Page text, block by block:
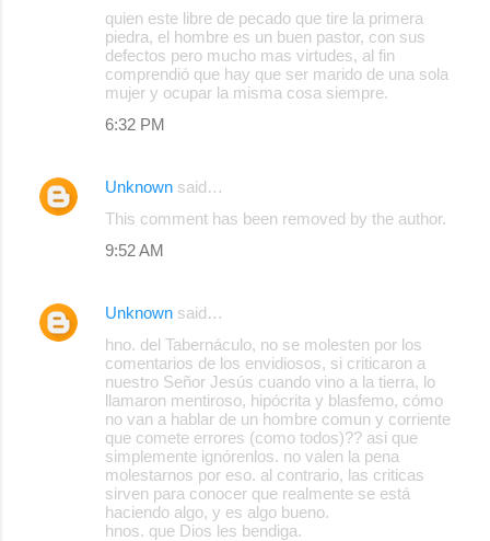
quien este libre de pecado que tire la primera
piedra, el hombre es un buen pastor, con sus
defectos pero mucho mas virtudes, al fin
comprendió que hay que ser marido de una sola
mujer y ocupar la misma cosa siempre.
6:32 PM
Unknown said…
This comment has been removed by the author.
9:52 AM
Unknown said…
hno. del Tabernáculo, no se molesten por los
comentarios de los envidiosos, si criticaron a
nuestro Señor Jesús cuando vino a la tierra, lo
llamaron mentiroso, hipócrita y blasfemo, cómo
no van a hablar de un hombre comun y corriente
que comete errores (como todos)?? asi que
simplemente ignórenlos. no valen la pena
molestarnos por eso. al contrario, las criticas
sirven para conocer que realmente se está
haciendo algo, y es algo bueno.
hnos. que Dios les bendiga.